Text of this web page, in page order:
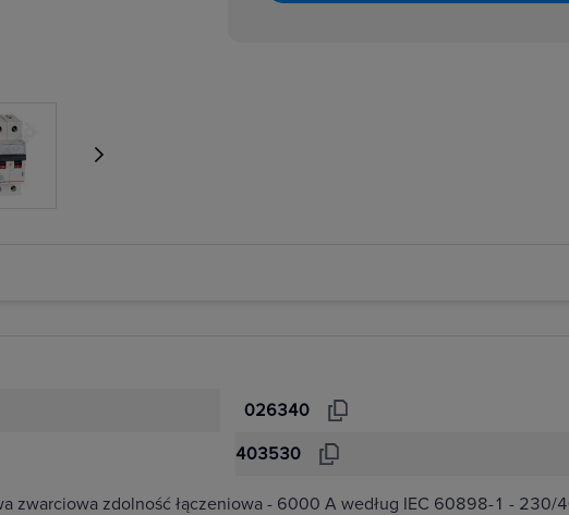
026340
403530
zwarciowa zdolność łączeniowa - 6000 A według IEC 60898-1 -